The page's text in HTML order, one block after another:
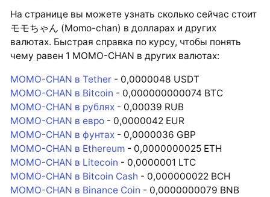
На странице вы можете узнать сколько сейчас стоит
モモちゃん (Momo-chan) в долларах и других
валютах. Быстрая справка по курсу, чтобы понять
чему равен 1 MOMO-CHAN в других валютах:
MOMO-CHAN в Tether - 0,0000048 USDT
MOMO-CHAN в Bitcoin - 0,000000000074 BTC
MOMO-CHAN в рублях - 0,00039 RUB
MOMO-CHAN в евро - 0,0000042 EUR
MOMO-CHAN в фунтах - 0,0000036 GBP
MOMO-CHAN в Ethereum - 0,0000000025 ETH
MOMO-CHAN в Litecoin - 0,0000001 LTC
MOMO-CHAN в Bitcoin Cash - 0,000000022 BCH
MOMO-CHAN в Binance Coin - 0,0000000079 BNB